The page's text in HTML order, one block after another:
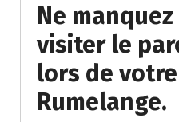
Ne
visiter le
lors de
Rumelange.